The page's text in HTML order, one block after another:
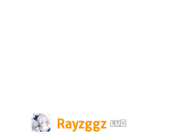
Rayzggz